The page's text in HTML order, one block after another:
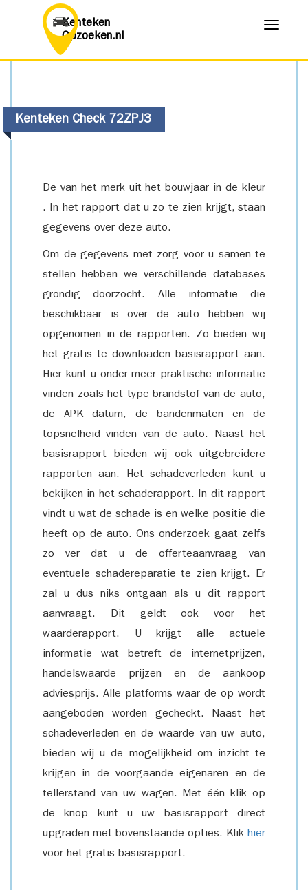
Kenteken
Opzoeken.nl
Menu
Kenteken Check 72ZPJ3
De van het merk uit het bouwjaar in de kleur
. In het rapport dat u zo te zien krijgt, staan
gegevens over deze auto.
Om de gegevens met zorg voor u samen te
stellen hebben we verschillende databases
grondig doorzocht. Alle informatie die
beschikbaar is over de auto hebben wij
opgenomen in de rapporten. Zo bieden wij
het gratis te downloaden basisrapport aan.
Hier kunt u onder meer praktische informatie
vinden zoals het type brandstof van de auto,
de APK datum, de bandenmaten en de
topsnelheid vinden van de auto. Naast het
basisrapport bieden wij ook uitgebreidere
rapporten aan. Het schadeverleden kunt u
bekijken in het schaderapport. In dit rapport
vindt u wat de schade is en welke positie die
heeft op de auto. Ons onderzoek gaat zelfs
zo ver dat u de offerteaanvraag van
eventuele schadereparatie te zien krijgt. Er
zal u dus niks ontgaan als u dit rapport
aanvraagt. Dit geldt ook voor het
waarderapport. U krijgt alle actuele
informatie wat betreft de internetprijzen,
handelswaarde prijzen en de aankoop
adviesprijs. Alle platforms waar de op wordt
aangeboden worden gecheckt. Naast het
schadeverleden en de waarde van uw auto,
bieden wij u de mogelijkheid om inzicht te
krijgen in de voorgaande eigenaren en de
tellerstand van uw wagen. Met één klik op
de knop kunt u uw basisrapport direct
upgraden met bovenstaande opties. Klik hier
voor het gratis basisrapport.